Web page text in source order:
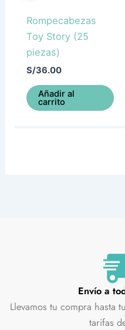
Rompecabezas
Toy Story (25
piezas)
S/36.00
Añadir al
carrito
Envío a
Llevamos tu compra hasta
tarifas